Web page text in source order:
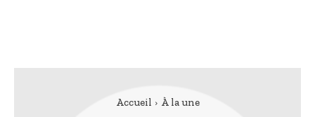
Accueil À la une